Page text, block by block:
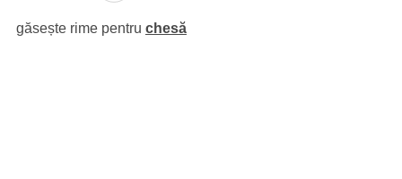
găsește rime pentru chesă